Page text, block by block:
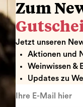
Zum
Jetzt unseren
Aktionen und
Weinwissen &
Updates zu